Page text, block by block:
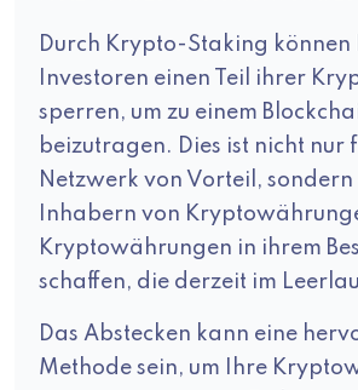
Durch Krypto-Staking können
Investoren einen Teil ihrer
sperren, um zu einem
beizutragen. Dies ist nicht nur
Netzwerk von Vorteil,
Inhabern von
Kryptowährungen in ihrem
schaffen, die derzeit im
Das Abstecken kann eine
Methode sein, um Ihre